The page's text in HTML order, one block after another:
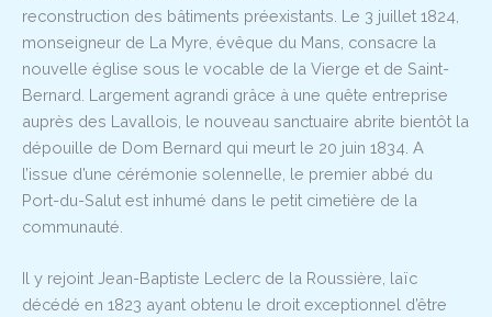
reconstruction des bâtiments préexistants. Le 3 juillet 1824,
monseigneur de La Myre, évêque du Mans, consacre la
nouvelle église sous le vocable de la Vierge et de Saint-
Bernard. Largement agrandi grâce à une quête entreprise
auprès des Lavallois, le nouveau sanctuaire abrite bientôt la
dépouille de Dom Bernard qui meurt le 20 juin 1834. A
l’issue d’une cérémonie solennelle, le premier abbé du
Port-du-Salut est inhumé dans le petit cimetière de la
communauté.
Il y rejoint Jean-Baptiste Leclerc de la Roussière, laïc
décédé en 1823 ayant obtenu le droit exceptionnel d’être